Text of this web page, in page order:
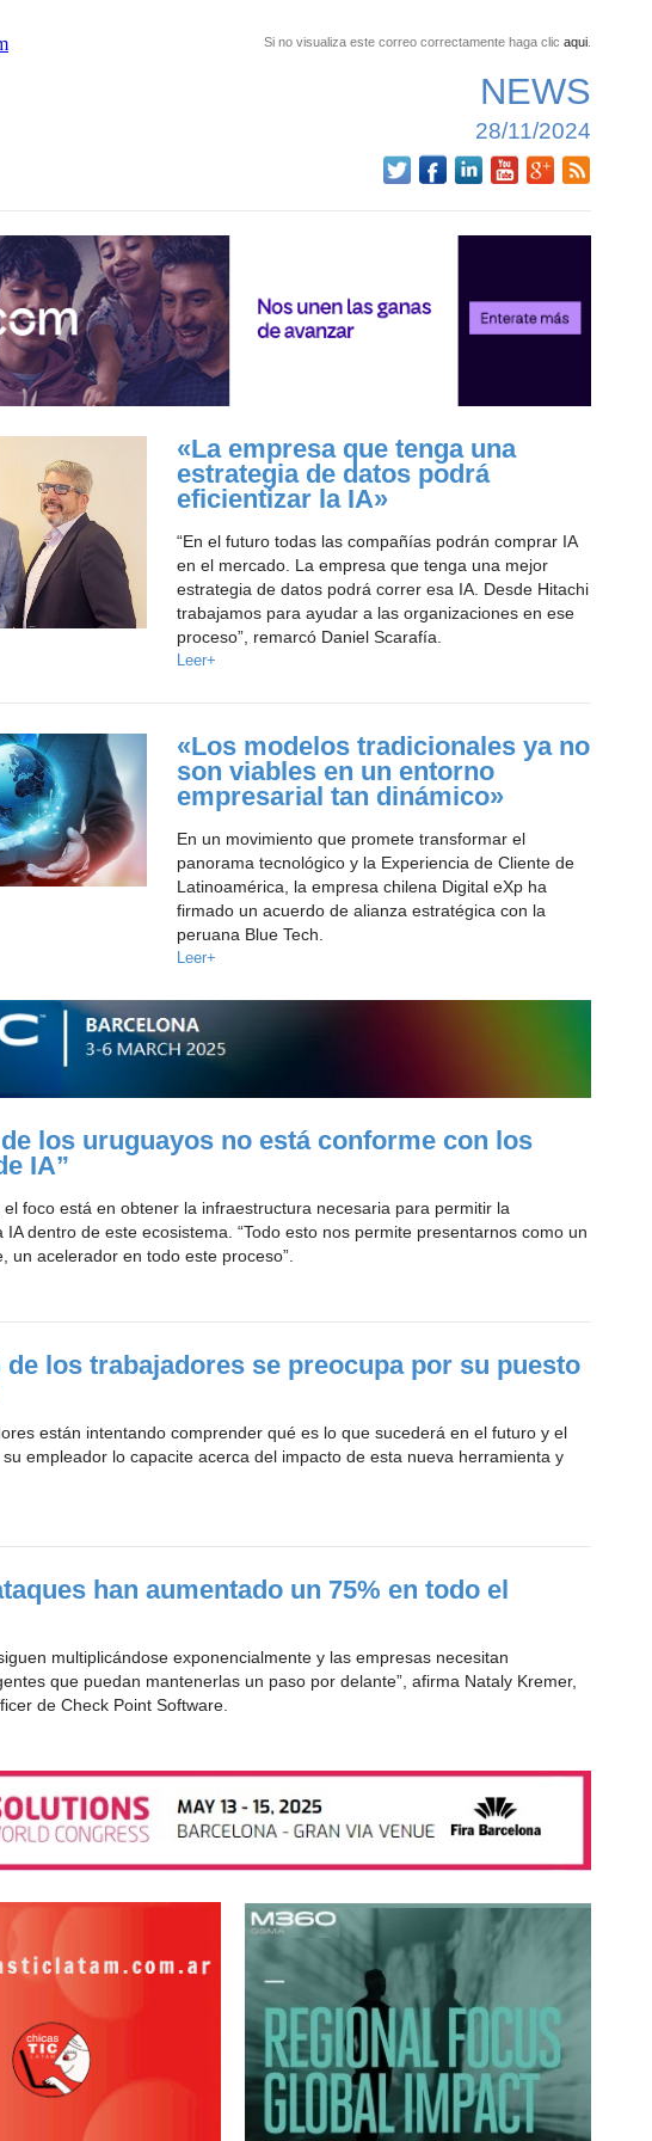
Si no visualiza este correo correctamente haga clic aqui
NEWS
28/11/2024
«La empresa que tenga una
estrategia de datos podrá
eficientizar la IA»
“En el futuro todas las compañías podrán comprar IA
en el mercado. La empresa que tenga una mejor
estrategia de datos podrá correr esa IA. Desde Hitachi
trabajamos para ayudar a las organizaciones en ese
proceso”, remarcó Daniel Scarafía.
Leer+
«Los modelos tradicionales ya no
son viables en un entorno
empresarial tan dinámico»
En un movimiento que promete transformar el
panorama tecnológico y la Experiencia de Cliente de
Latinoamérica, la empresa chilena Digital eXp ha
firmado un acuerdo de alianza estratégica con la
peruana Blue Tech.
Leer+
los uruguayos no está conforme con los
IA”
el foco está en obtener la infraestructura necesaria para permitir la
IA dentro de este ecosistema. “Todo esto nos permite presentarnos como un
un acelerador en todo este proceso”.
de los trabajadores se preocupa por su puesto
están intentando comprender qué es lo que sucederá en el futuro y el
empleador lo capacite acerca del impacto de esta nueva herramienta y
han aumentado un 75% en todo el
multiplicándose exponencialmente y las empresas necesitan
que puedan mantenerlas un paso por delante”, afirma Nataly Kremer,
de Check Point Software.